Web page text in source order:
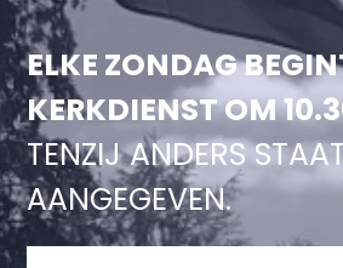
ELKE ZONDAG
KERKDIENST OM
TENZIJ ANDERS
AANGEGEVEN.